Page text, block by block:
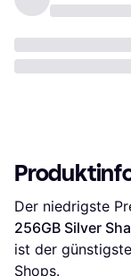
Der niedrigste
256GB Silver
ist der
Shops.